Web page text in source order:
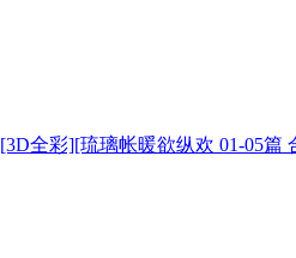
[3D全彩][琉璃帐暖欲纵欢 01-05篇